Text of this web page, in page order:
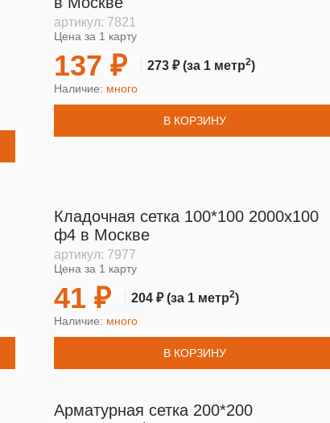
артикул: 7821
Цена за 1 карту
137 ₽ 273 ₽(за 1 метр2)
Наличие: много
В КОРЗИНУ
Кладочная сетка 100*100 2000х100
ф4 в Москве
артикул: 7977
Цена за 1 карту
41 ₽ 204 ₽(за 1 метр2)
Наличие: много
В КОРЗИНУ
Арматурная сетка 200*200